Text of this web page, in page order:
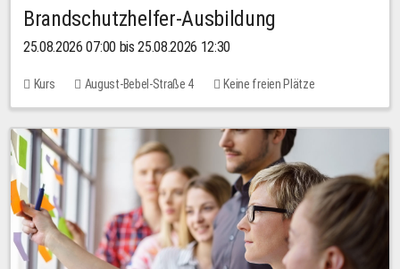
Brandschutzhelfer-Ausbildung
25.08.2026 07:00 bis 25.08.2026 12:30
Kurs August-Bebel-Straße 4 Keine freien Plätze